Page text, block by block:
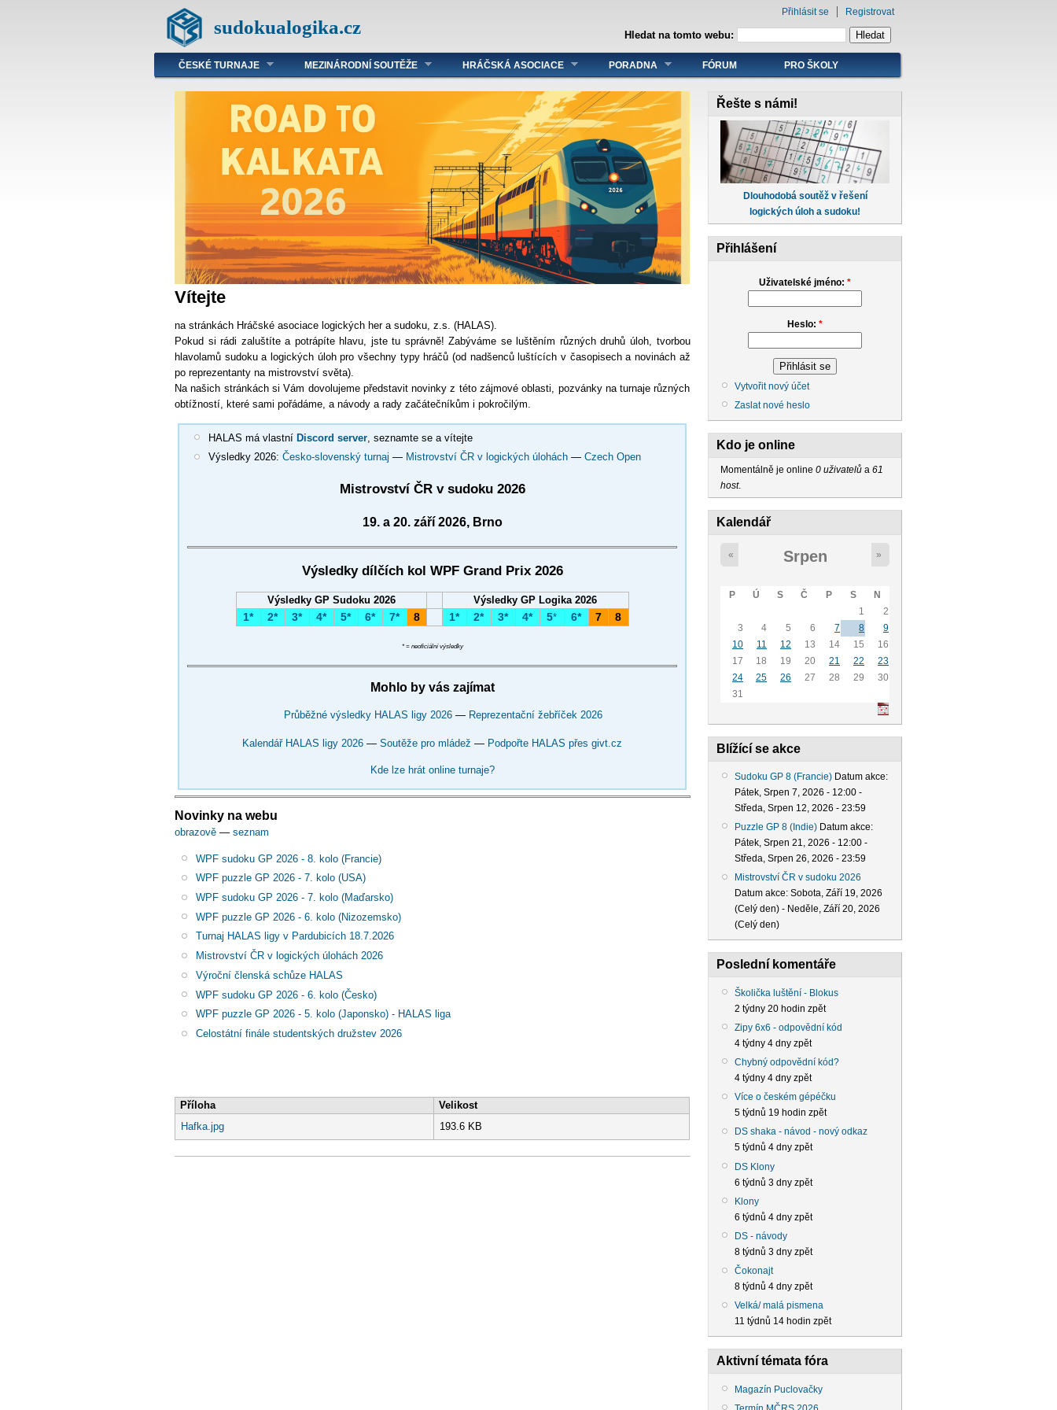
sudokualogika.cz Hledat na tomto webu:
Přihlásit se Registrovat
ČESKÉ TURNAJE MEZINÁRODNÍ SOUTĚŽE HRÁČSKÁ ASOCIACE PORADNA FÓRUM PRO ŠKOLY
Vítejte
na stránkách Hráčské asociace logických her a sudoku, z.s. (HALAS).
Pokud si rádi zaluštíte a potrápíte hlavu, jste tu správně! Zabýváme se luštěním různých druhů úloh, tvorbou
hlavolamů sudoku a logických úloh pro všechny typy hráčů (od nadšenců luštících v časopisech a novinách až
po reprezentanty na mistrovství světa).
Na našich stránkách si Vám dovolujeme představit novinky z této zájmové oblasti, pozvánky na turnaje různých
obtížností, které sami pořádáme, a návody a rady začátečníkům i pokročilým.
HALAS má vlastníDiscord server , seznamte se a vítejte
Výsledky 2026:Česko-slovenský turnaj— Mistrovství ČR v logických úlohách — Czech Open
Mistrovství ČR v sudoku 2026
19. a 20. září 2026, Brno
Výsledky dílčích kol WPF Grand Prix 2026
Výsledky GP Sudoku 2026 Výsledky GP Logika 2026
1* 2* 3* 4* 5* 6* 7* 8 1* 2* 3* 4* 5* 6* 7 8
* = neoficiální výsledky
Mohlo by vás zajímat
Průběžné výsledky HALAS ligy 2026— Reprezentační žebříček 2026
Kalendář HALAS ligy 2026 — Soutěže pro mládež — Podpořte HALAS přes givt.cz
Kde lze hrát online turnaje?
Novinky na webu
obrazově — seznam
WPF sudoku GP 2026 - 8. kolo (Francie)
WPF puzzle GP 2026 - 7. kolo (USA)
WPF sudoku GP 2026 - 7. kolo (Maďarsko)
WPF puzzle GP 2026 - 6. kolo (Nizozemsko)
Turnaj HALAS ligy v Pardubicích 18.7.2026
Mistrovství ČR v logických úlohách 2026
Výroční členská schůze HALAS
WPF sudoku GP 2026 - 6. kolo (Česko)
WPF puzzle GP 2026 - 5. kolo (Japonsko) - HALAS liga
Celostátní finále studentských družstev 2026
Příloha
Velikost
Hafka.jpg
193.6 KB
Řešte s námi!
Dlouhodobá soutěž v řešení
logických úloh a sudoku!
Přihlášení
Uživatelské jméno: *
Heslo: *
Vytvořit nový účet
Zaslat nové heslo
Kdo je online
Momentálně je online 0 uživatelů a 61
host.
Kalendář
« Srpen »
P Ú S Č P S
N
1
2
3
4 5 6 7 8
9
10
11 12 13 14 15
16
17
18 19 20 21 22
23
24
25 26 27 28 29
30
31
Blížící se akce
Sudoku GP 8 (Francie) Datum akce:
Pátek, Srpen 7, 2026 - 12:00 -
Středa, Srpen 12, 2026 - 23:59
Puzzle GP 8 (Indie) Datum akce:
Pátek, Srpen 21, 2026 - 12:00 -
Středa, Srpen 26, 2026 - 23:59
Mistrovství ČR v sudoku 2026
Datum akce: Sobota, Září 19, 2026
(Celý den) - Neděle, Září 20, 2026
(Celý den)
Poslední komentáře
Školička luštění - Blokus
2 týdny 20 hodin zpět
Zipy 6x6 - odpovědní kód
4 týdny 4 dny zpět
Chybný odpovědní kód?
4 týdny 4 dny zpět
Více o českém gépéčku
5 týdnů 19 hodin zpět
DS shaka - návod - nový odkaz
5 týdnů 4 dny zpět
DS Klony
6 týdnů 3 dny zpět
Klony
6 týdnů 4 dny zpět
DS - návody
8 týdnů 3 dny zpět
Čokonajt
8 týdnů 4 dny zpět
Velká/ malá pismena
11 týdnů 14 hodin zpět
Aktivní témata fóra
Magazín Puclovačky